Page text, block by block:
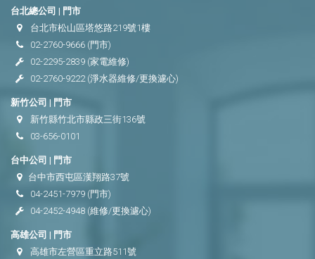
台北總公司 | 門市
台北市松山區塔悠路219號1樓
02-2760-9666 (門市)
02-2295-2839 (家電維修)
02-2760-9222 (淨水器維修/更換濾心)
新竹公司 | 門市
新竹縣竹北市縣政三街136號
03-656-0101
台中公司 | 門市
台中市西屯區漢翔路37號
04-2451-7979 (門市)
04-2452-4948 (維修/更換濾心)
高雄公司 | 門市
高雄市左營區重立路511號